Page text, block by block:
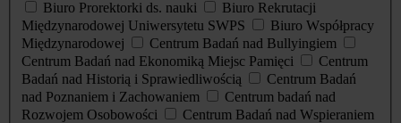
Biuro Prorektorki ds. nauki
Biuro Rekrutacji
Międzynarodowej Uniwersytetu SWPS
Biuro Współpracy
Międzynarodowej
Centrum Badań nad Bullyingiem
Centrum Badań nad Ekonomiką Miejsc Pamięci
Centrum
Badań nad Historią i Sprawiedliwością
Centrum Badań
nad Poznaniem i Zachowaniem
Centrum badań nad
Rozwojem Osobowości
Centrum Badań nad Wspieraniem